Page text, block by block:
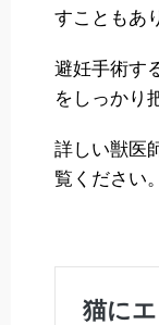
すこともあ
避妊手術す
をしっかり
詳しい獣医
覧ください。